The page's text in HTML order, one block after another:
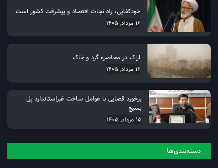
خودکفایی، راه نجات اقتصاد و پیشرفت کشور است
16 مرداد, 1405
اراک در محاصره گرد و خاک
16 مرداد, 1405
برخورد قضایی با عوامل ساخت غیراستاندارد پل
بسیج
15 مرداد, 1405
دسته‌بندی‌ها